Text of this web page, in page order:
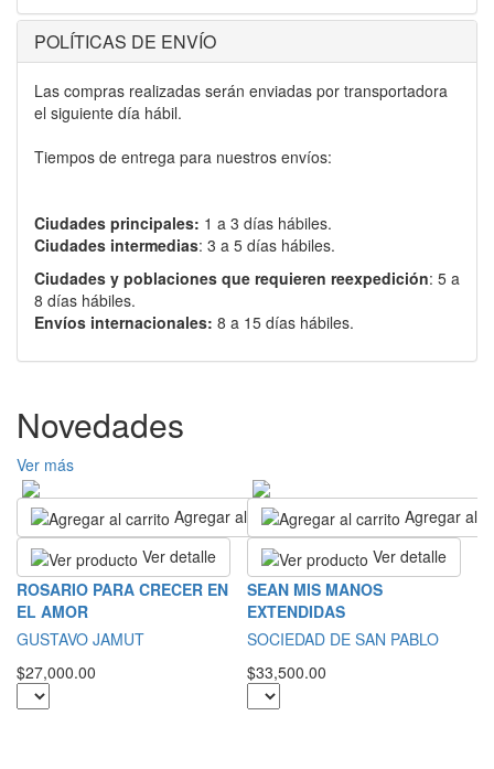
POLÍTICAS DE ENVÍO
Las compras realizadas serán enviadas por transportadora
el siguiente día hábil.
Tiempos de entrega para nuestros envíos:
Ciudades principales: 1 a 3 días hábiles.
Ciudades intermedias: 3 a 5 días hábiles.
Ciudades y poblaciones que requieren reexpedición: 5 a
8 días hábiles.
Envíos internacionales: 8 a 15 días hábiles.
Novedades
Ver más
Agregar al carrito
Ver detalle
ROSARIO PARA CRECER EN
EL AMOR
GUSTAVO JAMUT
$27,000.00
Agregar al
Ver detalle
SEAN MIS MANOS
EXTENDIDAS
SOCIEDAD DE SAN PABLO
$33,500.00